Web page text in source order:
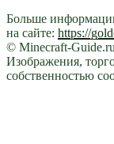
Больше
на сайте: https://
© Minecraft-Guide.ru
Изображения,
собственностью